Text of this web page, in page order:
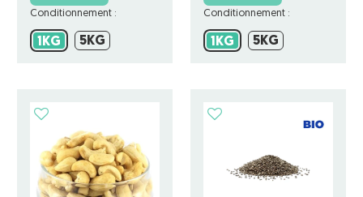
Conditionnement :
1KG 1KG5KG
Conditionnement :
1KG 1KG5KG